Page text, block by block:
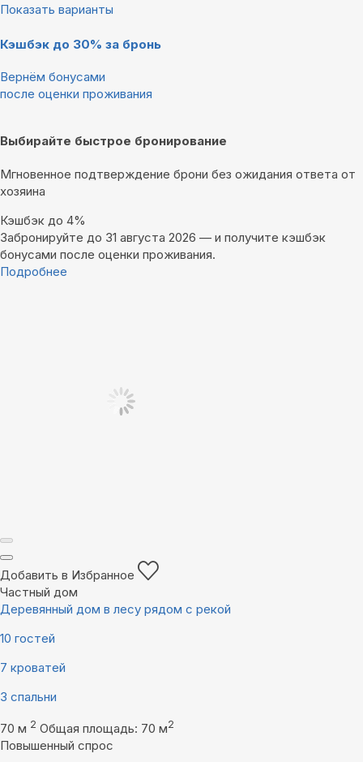
Показать варианты
Кэшбэк до 30% за бронь
Вернём бонусами
после оценки проживания
Выбирайте быстрое бронирование
Мгновенное подтверждение брони без ожидания ответа от
хозяина
Кэшбэк до 4%
Забронируйте до 31 августа 2026 — и получите кэшбэк
бонусами после оценки проживания.
Подробнее
Добавить в Избранное
Частный дом
Деревянный дом в лесу рядом с рекой
10 гостей
7 кроватей
3 спальни
70 м 2 Общая площадь: 70 м2
Повышенный спрос